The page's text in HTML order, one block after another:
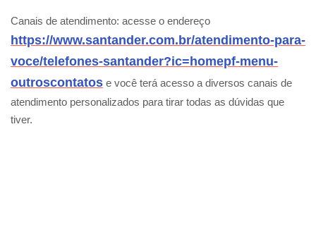
Canais de atendimento: acesse o endereço
https://www.santander.com.br/atendimento-para-
voce/telefones-santander?ic=homepf-menu-
outroscontatos e você terá acesso a diversos canais de
atendimento personalizados para tirar todas as dúvidas que
tiver.